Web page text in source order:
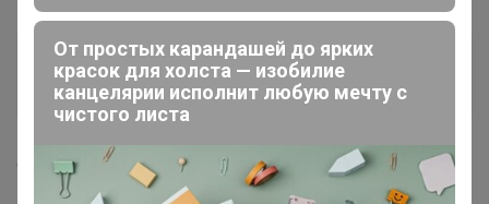
Glamkat
Золотой организатор
6 июля, 2022 13:42
От простых карандашей до ярких
красок для холста — изобилие
канцелярии исполнит любую мечту с
чистого листа